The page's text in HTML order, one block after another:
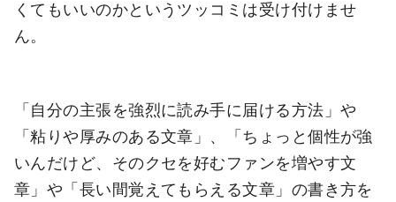
くてもいいのかというツッコミは受け付けませ
ん。
「自分の主張を強烈に読み手に届ける方法」や
「粘りや厚みのある文章」、「ちょっと個性が強
いんだけど、そのクセを好むファンを増やす文
章」や「長い間覚えてもらえる文章」の書き方を